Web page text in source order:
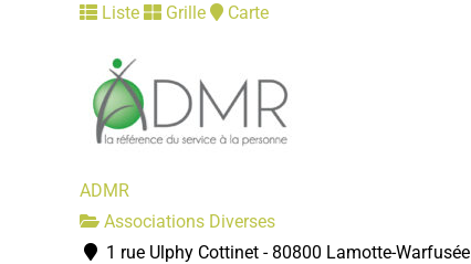
Liste Grille Carte
ADMR
Associations Diverses
1 rue Ulphy Cottinet - 80800 Lamotte-Warfusée